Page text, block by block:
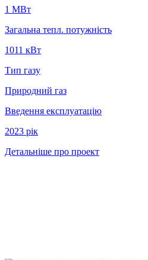
1 MВт
Загальна тепл. потужність
1011 кВт
Тип газу
Природний газ
Введення експлуатацію
2023 рiк
Детальніше про проект